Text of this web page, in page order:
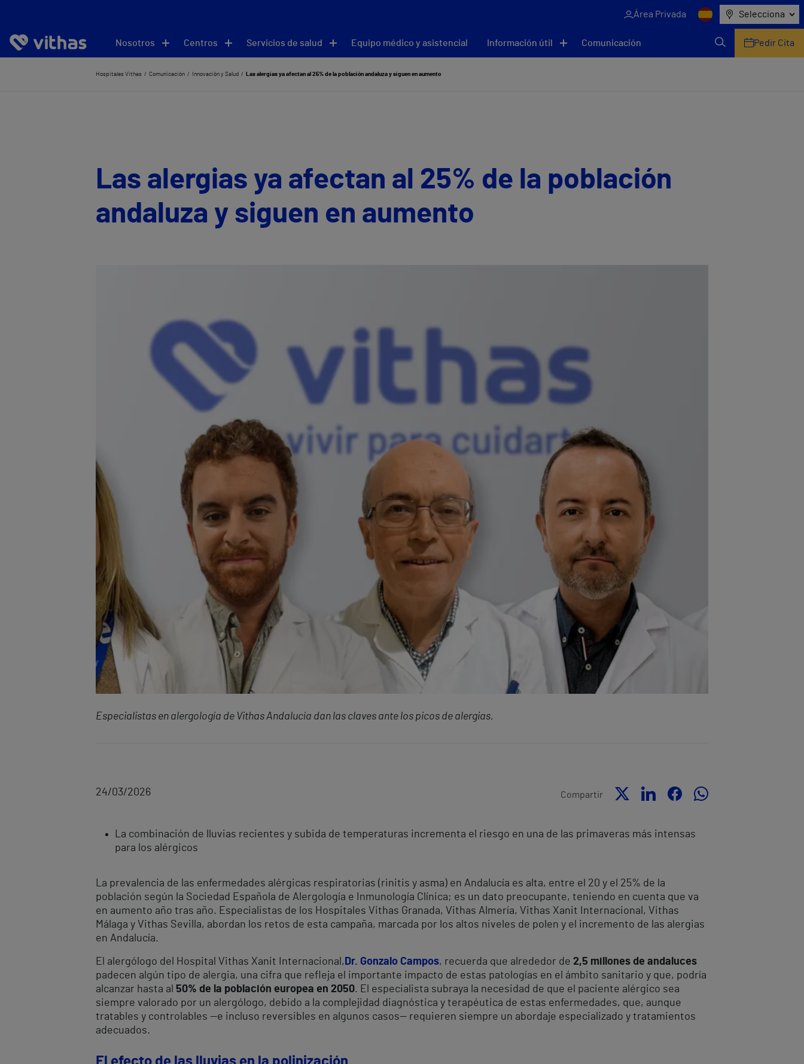
Área Privada Selecciona
Nosotros Centros Servicios de salud Equipo médico y asistencial Información útil Comunicación Pedir Cita
Hospitales Vithas Comunicación Innovación y Salud Las alergias ya afectan al 25% de la población andaluza y siguen en aumento
Las alergias ya afectan al 25% de la población
andaluza y siguen en aumento
Especialistas en alergología de Vithas Andalucía dan las claves ante los picos de alergias.
24/03/2026 Compartir
La combinación de lluvias recientes y subida de temperaturas incrementa el riesgo en una de las primaveras más intensas
para los alérgicos
La prevalencia de las enfermedades alérgicas respiratorias (rinitis y asma) en Andalucía es alta, entre el 20 y el 25% de la
población según la Sociedad Española de Alergología e Inmunología Clínica; es un dato preocupante, teniendo en cuenta que va
en aumento año tras año. Especialistas de los Hospitales Vithas Granada, Vithas Almería, Vithas Xanit Internacional, Vithas
Málaga y Vithas Sevilla, abordan los retos de esta campaña, marcada por los altos niveles de polen y el incremento de las alergias
en Andalucía.
El alergólogo del Hospital Vithas Xanit Internacional, Dr. Gonzalo Campos, recuerda que alrededor de 2,5 millones de andaluces
padecen algún tipo de alergia, una cifra que refleja el importante impacto de estas patologías en el ámbito sanitario y que, podría
alcanzar hasta al 50% de la población europea en 2050. El especialista subraya la necesidad de que el paciente alérgico sea
siempre valorado por un alergólogo, debido a la complejidad diagnóstica y terapéutica de estas enfermedades, que, aunque
tratables y controlables —e incluso reversibles en algunos casos— requieren siempre un abordaje especializado y tratamientos
adecuados.